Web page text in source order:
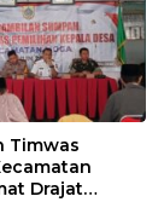
Timwas
Drajat